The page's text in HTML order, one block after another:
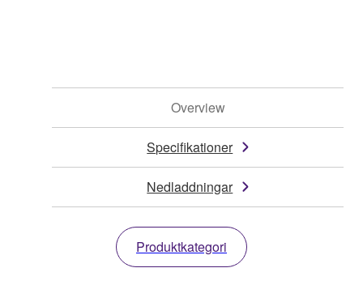
Overview
Specifikationer
Nedladdningar
Produktkategori